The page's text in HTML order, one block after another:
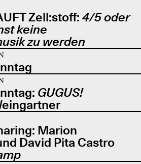
Zell:stoff: 4/5 oder
keine
zu werden
GUGUS!
Marion
David Pita Castro